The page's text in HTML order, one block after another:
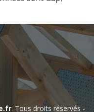
. Tous droits réservés -